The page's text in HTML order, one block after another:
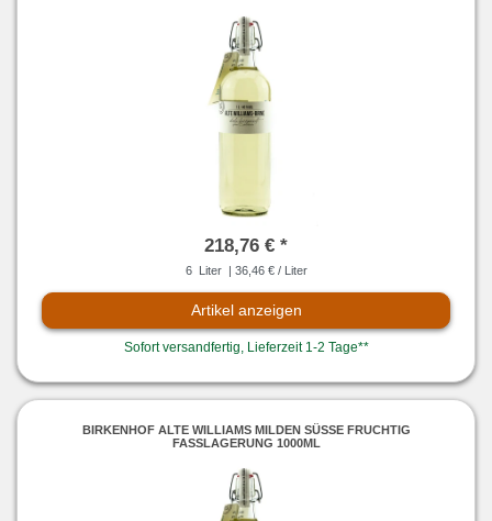
218,76 € *
6 Liter | 36,46 € / Liter
Artikel anzeigen
Sofort versandfertig, Lieferzeit 1-2 Tage**
BIRKENHOF ALTE WILLIAMS MILDEN SÜSSE FRUCHTIG F
ASSLAGERUNG 1000ML